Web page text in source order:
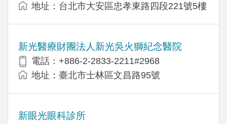
地址：台北市大安區忠孝東路四段221號5樓
新光醫療財團法人新光吳火獅紀念醫院
電話：+886-2-2833-2211#2968
地址：臺北市士林區文昌路95號
新眼光眼科診所